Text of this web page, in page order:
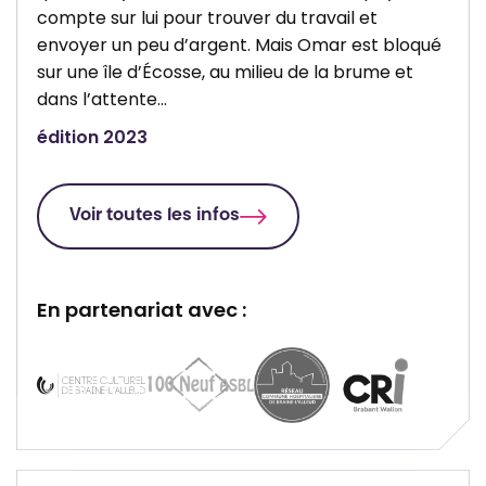
compte sur lui pour trouver du travail et
envoyer un peu d’argent. Mais Omar est bloqué
sur une île d’Écosse, au milieu de la brume et
dans l’attente…
édition 2023
Voir toutes les infos
En partenariat avec :
P
r
t
P
a
P
a
t
a
t